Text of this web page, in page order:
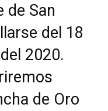
de San
del 18
2020.
de Oro